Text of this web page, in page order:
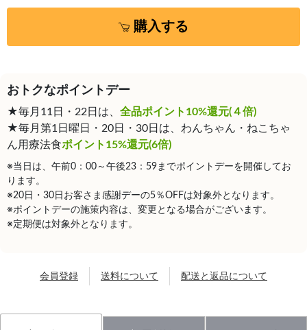
購入する
おトクなポイントデー
★毎月11日・22日は、 全品ポイント10%還元(４倍)
★毎月第1日曜日・20日・30日は、わんちゃん・ねこちゃ
ん用療法食ポイント15%還元(6倍)
※当日は、午前0：00～午後23：59までポイントデーを開催してお
ります。
※20日・30日お客さま感謝デーの5％OFFは対象外となります。
※ポイントデーの施策内容は、変更となる場合がございます。
※定期便は対象外となります。
会員登録 送料について 配送と返品について